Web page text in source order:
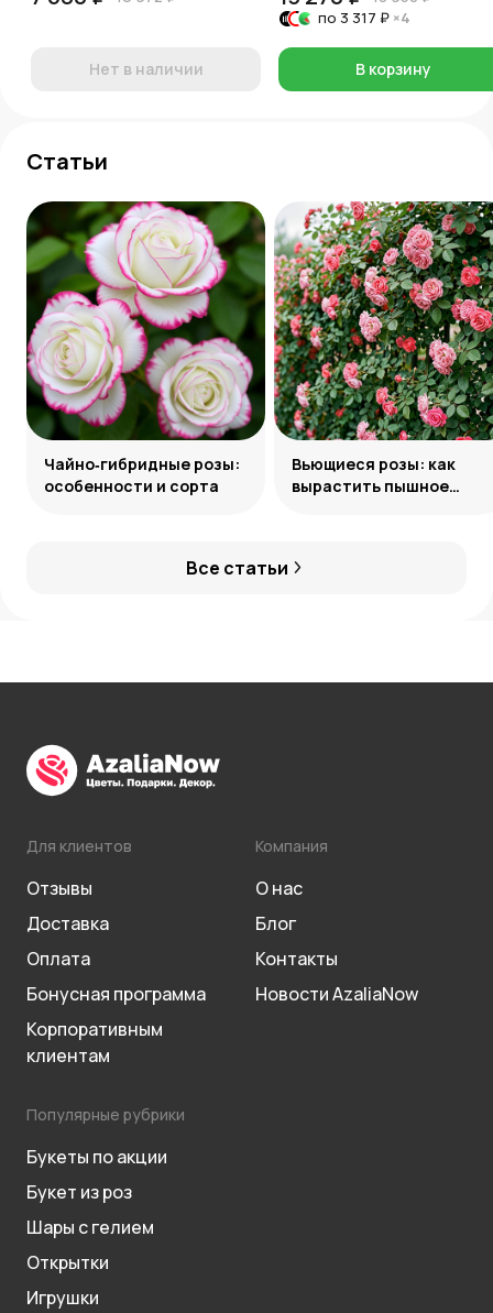
Нет в наличии
по 3 317 ₽ ×4
В корзину
Статьи
Все статьи
Чайно‑гибридные розы:
особенности и сорта
Вьющиеся розы: как
вырастить пышное
Для клиентов
Отзывы
Доставка
Оплата
Бонусная программа
Корпоративным
клиентам
Компания
О нас
Блог
Контакты
Новости AzaliaNow
Популярные рубрики
Букеты по акции
Букет из роз
Шары с гелием
Открытки
Игрушки